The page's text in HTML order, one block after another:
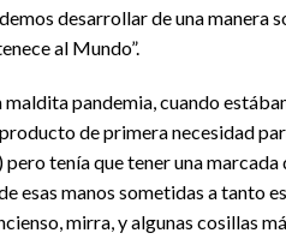
desarrollar de una
al Mundo”.
pandemia, cuando
de primera necesidad
tenía que tener una
esas manos sometidas a tanto
mirra, y algunas cosillas